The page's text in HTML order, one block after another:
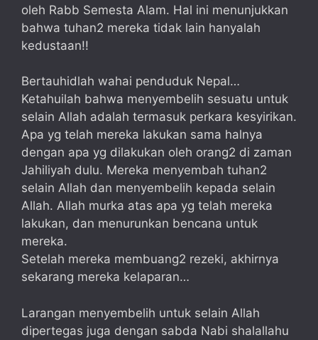
oleh Rabb Semesta Alam. Hal ini menunjukkan
bahwa tuhan2 mereka tidak lain hanyalah
kedustaan!!
Bertauhidlah wahai penduduk Nepal…
Ketahuilah bahwa menyembelih sesuatu untuk
selain Allah adalah termasuk perkara kesyirikan.
Apa yg telah mereka lakukan sama halnya
dengan apa yg dilakukan oleh orang2 di zaman
Jahiliyah dulu. Mereka menyembah tuhan2
selain Allah dan menyembelih kepada selain
Allah. Allah murka atas apa yg telah mereka
lakukan, dan menurunkan bencana untuk
mereka.
Setelah mereka membuang2 rezeki, akhirnya
sekarang mereka kelaparan…
Larangan menyembelih untuk selain Allah
dipertegas juga dengan sabda Nabi shalallahu